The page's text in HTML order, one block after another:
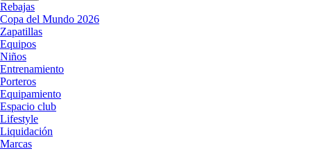
Rebajas
Copa del Mundo 2026
Zapatillas
Equipos
Niños
Entrenamiento
Porteros
Equipamiento
Espacio club
Lifestyle
Liquidación
Marcas